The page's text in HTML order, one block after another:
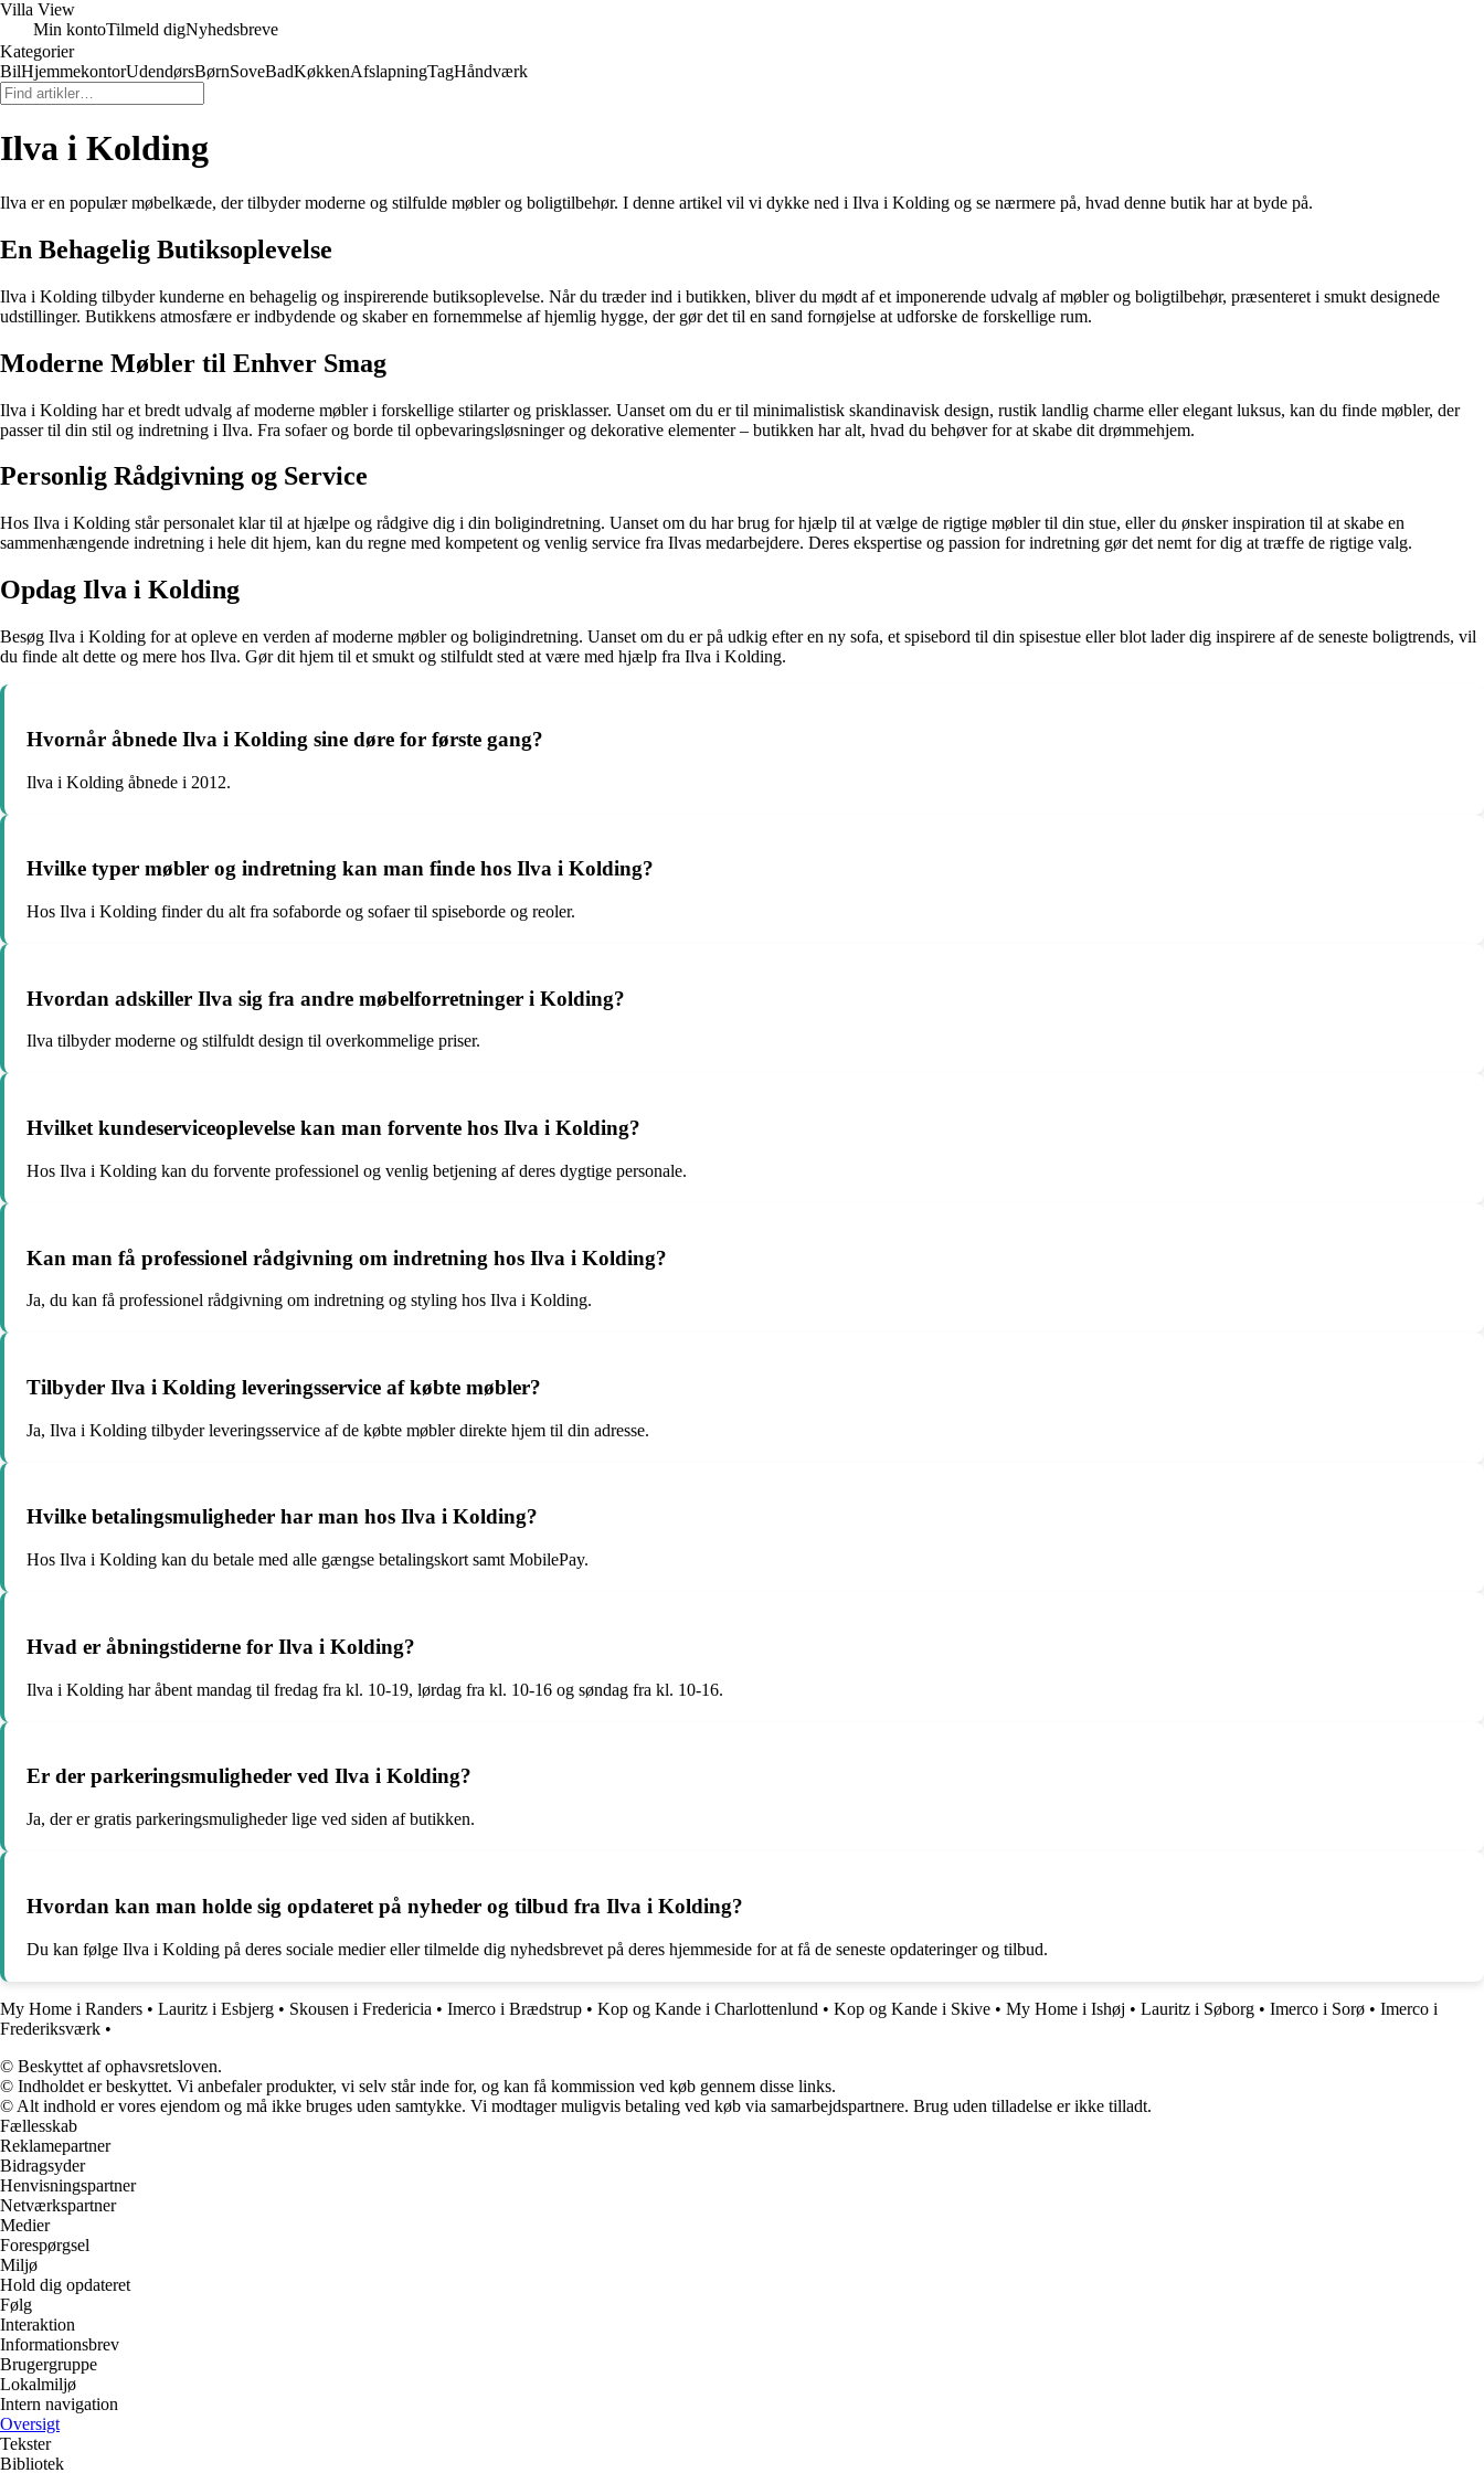
Villa View
Min kontoTilmeld digNyhedsbreve
Kategorier
BilHjemmekontorUdendørsBørnSoveBadKøkkenAfslapningTagHåndværk
Ilva i Kolding
Ilva er en populær møbelkæde, der tilbyder moderne og stilfulde møbler og boligtilbehør. I denne artikel vil vi dykke ned i Ilva i Kolding og se nærmere på, hvad denne butik har at byde på.
En Behagelig Butiksoplevelse
Ilva i Kolding tilbyder kunderne en behagelig og inspirerende butiksoplevelse. Når du træder ind i butikken, bliver du mødt af et imponerende udvalg af møbler og boligtilbehør, præsenteret i smukt designede
udstillinger. Butikkens atmosfære er indbydende og skaber en fornemmelse af hjemlig hygge, der gør det til en sand fornøjelse at udforske de forskellige rum.
Moderne Møbler til Enhver Smag
Ilva i Kolding har et bredt udvalg af moderne møbler i forskellige stilarter og prisklasser. Uanset om du er til minimalistisk skandinavisk design, rustik landlig charme eller elegant luksus, kan du finde møbler, der
passer til din stil og indretning i Ilva. Fra sofaer og borde til opbevaringsløsninger og dekorative elementer – butikken har alt, hvad du behøver for at skabe dit drømmehjem.
Personlig Rådgivning og Service
Hos Ilva i Kolding står personalet klar til at hjælpe og rådgive dig i din boligindretning. Uanset om du har brug for hjælp til at vælge de rigtige møbler til din stue, eller du ønsker inspiration til at skabe en
sammenhængende indretning i hele dit hjem, kan du regne med kompetent og venlig service fra Ilvas medarbejdere. Deres ekspertise og passion for indretning gør det nemt for dig at træffe de rigtige valg.
Opdag Ilva i Kolding
Besøg Ilva i Kolding for at opleve en verden af moderne møbler og boligindretning. Uanset om du er på udkig efter en ny sofa, et spisebord til din spisestue eller blot lader dig inspirere af de seneste boligtrends, vil
du finde alt dette og mere hos Ilva. Gør dit hjem til et smukt og stilfuldt sted at være med hjælp fra Ilva i Kolding.
Hvornår åbnede Ilva i Kolding sine døre for første gang?
Ilva i Kolding åbnede i 2012.
Hvilke typer møbler og indretning kan man finde hos Ilva i Kolding?
Hos Ilva i Kolding finder du alt fra sofaborde og sofaer til spiseborde og reoler.
Hvordan adskiller Ilva sig fra andre møbelforretninger i Kolding?
Ilva tilbyder moderne og stilfuldt design til overkommelige priser.
Hvilket kundeserviceoplevelse kan man forvente hos Ilva i Kolding?
Hos Ilva i Kolding kan du forvente professionel og venlig betjening af deres dygtige personale.
Kan man få professionel rådgivning om indretning hos Ilva i Kolding?
Ja, du kan få professionel rådgivning om indretning og styling hos Ilva i Kolding.
Tilbyder Ilva i Kolding leveringsservice af købte møbler?
Ja, Ilva i Kolding tilbyder leveringsservice af de købte møbler direkte hjem til din adresse.
Hvilke betalingsmuligheder har man hos Ilva i Kolding?
Hos Ilva i Kolding kan du betale med alle gængse betalingskort samt MobilePay.
Hvad er åbningstiderne for Ilva i Kolding?
Ilva i Kolding har åbent mandag til fredag fra kl. 10-19, lørdag fra kl. 10-16 og søndag fra kl. 10-16.
Er der parkeringsmuligheder ved Ilva i Kolding?
Ja, der er gratis parkeringsmuligheder lige ved siden af butikken.
Hvordan kan man holde sig opdateret på nyheder og tilbud fra Ilva i Kolding?
Du kan følge Ilva i Kolding på deres sociale medier eller tilmelde dig nyhedsbrevet på deres hjemmeside for at få de seneste opdateringer og tilbud.
My Home i Randers • Lauritz i Esbjerg • Skousen i Fredericia • Imerco i Brædstrup • Kop og Kande i Charlottenlund • Kop og Kande i Skive • My Home i Ishøj • Lauritz i Søborg • Imerco i Sorø • Imerco i
Frederiksværk •
© Beskyttet af ophavsretsloven.
© Indholdet er beskyttet. Vi anbefaler produkter, vi selv står inde for, og kan få kommission ved køb gennem disse links.
© Alt indhold er vores ejendom og må ikke bruges uden samtykke. Vi modtager muligvis betaling ved køb via samarbejdspartnere. Brug uden tilladelse er ikke tilladt.
Fællesskab
Reklamepartner
Bidragsyder
Henvisningspartner
Netværkspartner
Medier
Forespørgsel
Miljø
Hold dig opdateret
Følg
Interaktion
Informationsbrev
Brugergruppe
Lokalmiljø
Intern navigation
Oversigt
Tekster
Bibliotek